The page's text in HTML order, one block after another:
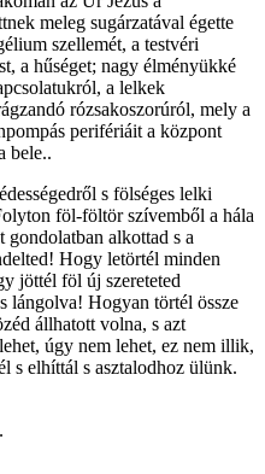
meleg sugárzatával égette
szellemét, a testvéri
a hűséget; nagy élményükké
a lelkek
rózsakoszorúról, mely a
perifériáit a központ
bele..
s fölséges lelki
föl-föltör szívemből a hála
gondolatban alkottad s a
Hogy letörtél minden
jöttél föl új szereteted
lángolva! Hogyan törtél össze
állhatott volna, s azt
úgy nem lehet, ez nem illik,
s elhíttál s asztalodhoz ülünk.